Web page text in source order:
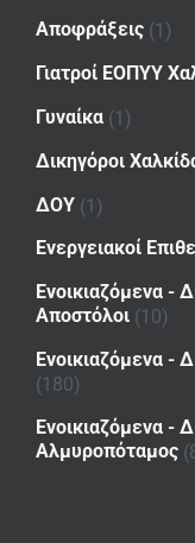
Αποφράξεις (1)
Γιατροί ΕΟΠΥΥ
Γυναίκα (1)
Δικηγόροι
ΔΟΥ (1)
Ενεργειακοί
Ενοικιαζόμενα -
Αποστόλοι (10)
Ενοικιαζόμενα -
(180)
Ενοικιαζόμενα -
Αλμυροπόταμος